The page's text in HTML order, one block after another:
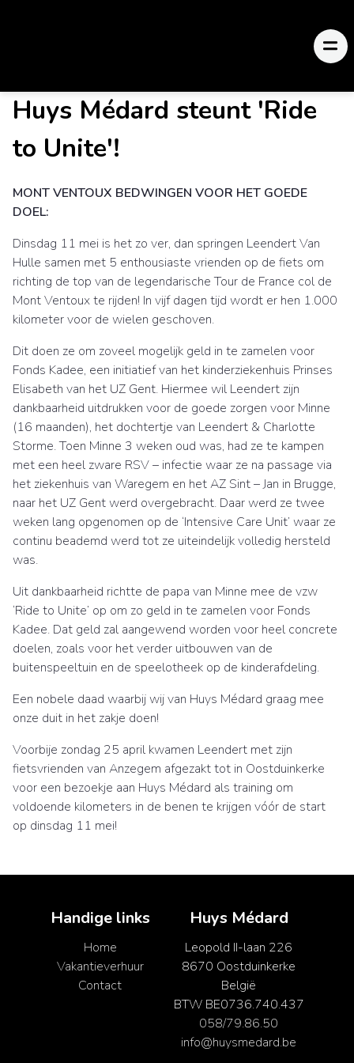
Huys Médard steunt 'Ride
to Unite'!
MONT VENTOUX BEDWINGEN VOOR HET GOEDE
DOEL:
Dinsdag 11 mei is het zo ver, dan springen Leendert Van
Hulle samen met 5 enthousiaste vrienden op de fiets om
richting de top van de legendarische Tour de France col de
Mont Ventoux te rijden! In vijf dagen tijd wordt er hen 1.000
kilometer voor de wielen geschoven.
Dit doen ze om zoveel mogelijk geld in te zamelen voor
Fonds Kadee, een initiatief van het kinderziekenhuis Prinses
Elisabeth van het UZ Gent. Hiermee wil Leendert zijn
dankbaarheid uitdrukken voor de goede zorgen voor Minne
(16 maanden), het dochtertje van Leendert & Charlotte
Storme. Toen Minne 3 weken oud was, had ze te kampen
met een heel zware RSV – infectie waar ze na passage via
het ziekenhuis van Waregem en het AZ Sint – Jan in Brugge,
naar het UZ Gent werd overgebracht. Daar werd ze twee
weken lang opgenomen op de ‘Intensive Care Unit’ waar ze
continu beademd werd tot ze uiteindelijk volledig hersteld
was.
Uit dankbaarheid richtte de papa van Minne mee de vzw
‘Ride to Unite’ op om zo geld in te zamelen voor Fonds
Kadee. Dat geld zal aangewend worden voor heel concrete
doelen, zoals voor het verder uitbouwen van de
buitenspeeltuin en de speelotheek op de kinderafdeling.
Een nobele daad waarbij wij van Huys Médard graag mee
onze duit in het zakje doen!
Voorbije zondag 25 april kwamen Leendert met zijn
fietsvrienden van Anzegem afgezakt tot in Oostduinkerke
voor een bezoekje aan Huys Médard als training om
voldoende kilometers in de benen te krijgen vóór de start
op dinsdag 11 mei!
Handige links
Home
Vakantieverhuur
Contact
Huys Médard
Leopold II-laan 226
8670 Oostduinkerke
België
BTW BE0736.740.437
058/79.86.50
info@huysmedard.be